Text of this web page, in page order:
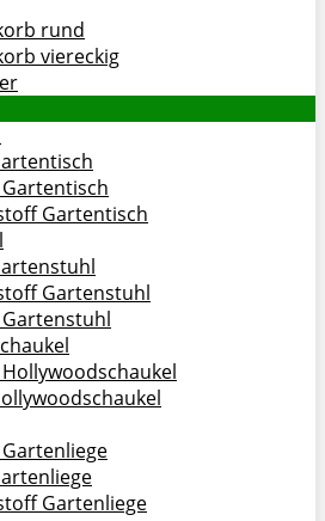
rund
viereckig
Gartentisch
Gartenstuhl
Gartenliege